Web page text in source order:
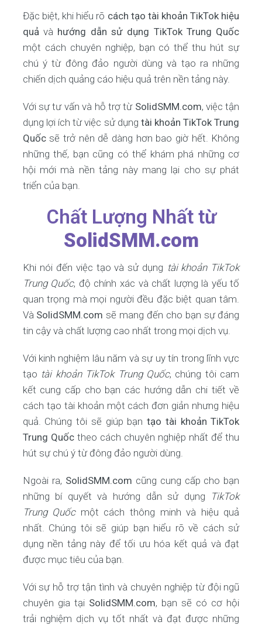
Đặc biệt, khi hiểu rõ cách tạo tài khoản TikTok hiệu
quảvà hướng dẫn sử dụng TikTok Trung Quốc
một cách chuyên nghiệp, bạn có thể thu hút sự
chú ý từ đông đảo người dùng và tạo ra những
chiến dịch quảng cáo hiệu quả trên nền tảng này.
Với sự tư vấn và hỗ trợ từ SolidSMM.com, việc tận
dụng lợi ích từ việc sử dụng tài khoản TikTok Trung
Quốcsẽ trở nên dễ dàng hơn bao giờ hết. Không
những thế, bạn cũng có thể khám phá những cơ
hội mới mà nền tảng này mang lại cho sự phát
triển của bạn.
Chất Lượng Nhất từ
SolidSMM.com
Khi nói đến việc tạo và sử dụng tài khoản TikTok
Trung Quốc, độ chính xác và chất lượng là yếu tố
quan trọng mà mọi người đều đặc biệt quan tâm.
Và SolidSMM.com sẽ mang đến cho bạn sự đáng
tin cậy và chất lượng cao nhất trong mọi dịch vụ.
Với kinh nghiệm lâu năm và sự uy tín trong lĩnh vực
tạo tài khoản TikTok Trung Quốc, chúng tôi cam
kết cung cấp cho bạn các hướng dẫn chi tiết về
cách tạo tài khoản một cách đơn giản nhưng hiệu
quả. Chúng tôi sẽ giúp bạntạo tài khoản TikTok
Trung Quốctheo cách chuyên nghiệp nhất để thu
hút sự chú ý từ đông đảo người dùng.
Ngoài ra, SolidSMM.com cũng cung cấp cho bạn
những bí quyết và hướng dẫn sử dụng
TikTok
Trung Quốcmột cách thông minh và hiệu quả
nhất. Chúng tôi sẽ giúp bạn hiểu rõ về cách sử
dụng nền tảng này để tối ưu hóa kết quả và đạt
được mục tiêu của bạn.
Với sự hỗ trợ tận tình và chuyên nghiệp từ đội ngũ
chuyên gia tại SolidSMM.com, bạn sẽ có cơ hội
trải nghiệm dịch vụ tốt nhất và đạt được những